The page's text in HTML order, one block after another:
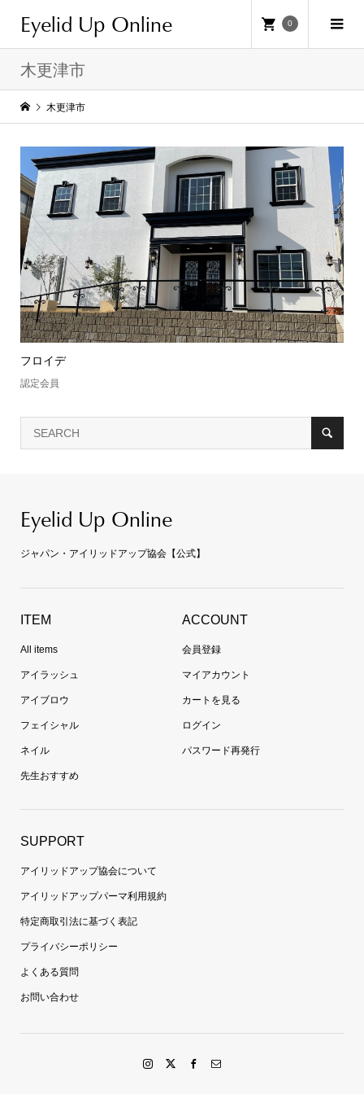
Eyelid Up Online 0
木更津市
木更津市
フロイデ
認定会員
Eyelid Up Online
ジャパン・アイリッドアップ協会【公式】
ITEM
All items
アイラッシュ
アイブロウ
フェイシャル
ネイル
先生おすすめ
ACCOUNT
会員登録
マイアカウント
カートを見る
ログイン
パスワード再発行
SUPPORT
アイリッドアップ協会について
アイリッドアップパーマ利用規約
特定商取引法に基づく表記
プライバシーポリシー
よくある質問
お問い合わせ